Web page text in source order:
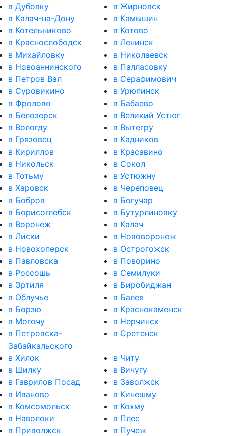
в Дубовку
в Жирновск
в Калач-на-Дону
в Камышин
в Котельниково
в Котово
в Краснослободск
в Ленинск
в Михайловку
в Николаевск
в Новоаннинского
в Палласовку
в Петров Вал
в Серафимович
в Суровикино
в Урюпинск
в Фролово
в Бабаево
в Белозерск
в Великий Устюг
в Вологду
в Вытегру
в Грязовец
в Кадников
в Кириллов
в Красавино
в Никольск
в Сокол
в Тотьму
в Устюжну
в Харовск
в Череповец
в Бобров
в Богучар
в Борисоглебск
в Бутурлиновку
в Воронеж
в Калач
в Лиски
в Нововоронеж
в Новохоперск
в Острогожск
в Павловска
в Поворино
в Россошь
в Семилуки
в Эртиля
в Биробиджан
в Облучье
в Балея
в Борзю
в Краснокаменск
в Могочу
в Нерчинск
в Петровска-
Забайкальского
в Сретенск
в Хилок
в Читу
в Шилку
в Вичугу
в Гаврилов Посад
в Заволжск
в Иваново
в Кинешму
в Комсомольск
в Кохму
в Наволоки
в Плес
в Приволжск
в Пучеж